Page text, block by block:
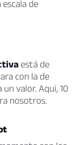
de
está de
con la de
valor. Aquí, 10
nosotros.